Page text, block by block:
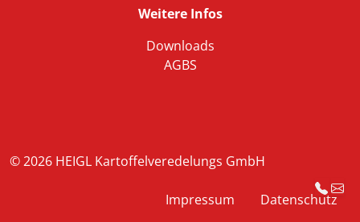
Weitere Infos
Downloads
AGBS
© 2026 HEIGL Kartoffelveredelungs GmbH
Impressum Datenschutz